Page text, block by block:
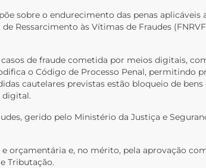
sobre o endurecimento das penas aplicáveis
Ressarcimento às Vítimas de Fraudes
de fraude cometida por meios digitais,
o Código de Processo Penal, permitindo
cautelares previstas estão bloqueio de bens
digital.
gerido pelo Ministério da Justiça e
orçamentária e, no mérito, pela aprovação
Tributação.